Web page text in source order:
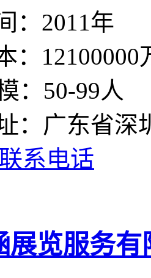
：2011年
：12100000
：50-99人
：广东省深
联系电话
展览服务有